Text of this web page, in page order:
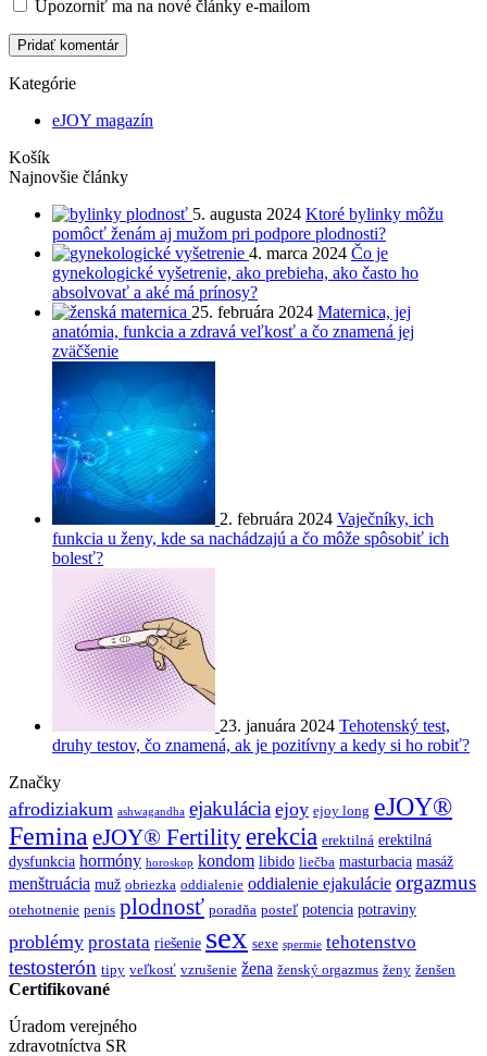
Upozorniť ma na nové články e-mailom
Pridať komentár
Kategórie
eJOY magazín
Košík
Najnovšie články
5. augusta 2024 Ktoré bylinky môžu
pomôcť ženám aj mužom pri podpore plodnosti?
4. marca 2024 Čo je
gynekologické vyšetrenie, ako prebieha, ako často ho
absolvovať a aké má prínosy?
25. februára 2024 Maternica, jej
anatómia, funkcia a zdravá veľkosť a čo znamená jej
zväčšenie
2. februára 2024 Vaječníky, ich
funkcia u ženy, kde sa nachádzajú a čo môže spôsobiť ich
bolesť?
23. januára 2024 Tehotenský test,
druhy testov, čo znamená, ak je pozitívny a kedy si ho robiť?
Značky
afrodiziakum ashwagandha ejakulácia ejoy ejoy long eJOY®
Femina eJOY® Fertility erekcia erektilná erektilná
dysfunkcia hormóny horoskop kondom libido liečba masturbacia masáž
menštruácia muž obriezka oddialenie oddialenie ejakulácie orgazmus
otehotnenie penis plodnosť poradňa posteľ potencia potraviny
problémy prostata riešenie sex sexe spermie tehotenstvo
testosterón tipy veľkosť vzrušenie žena ženský orgazmus ženy ženšen
Certifikované
Úradom verejného
zdravotníctva SR